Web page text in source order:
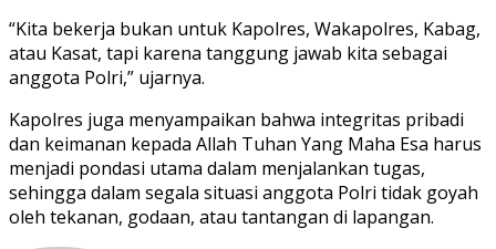
“Kita bekerja bukan untuk Kapolres, Wakapolres, Kabag,
atau Kasat, tapi karena tanggung jawab kita sebagai
anggota Polri,” ujarnya.
Kapolres juga menyampaikan bahwa integritas pribadi
dan keimanan kepada Allah Tuhan Yang Maha Esa harus
menjadi pondasi utama dalam menjalankan tugas,
sehingga dalam segala situasi anggota Polri tidak goyah
oleh tekanan, godaan, atau tantangan di lapangan.